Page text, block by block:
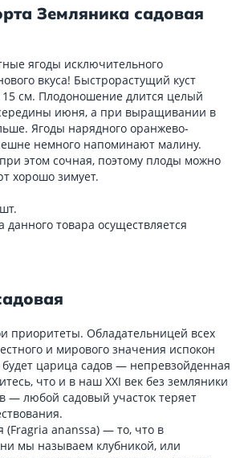
Земляника садовая
ягоды исключительного
вкуса! Быстрорастущий куст
см. Плодоношение длится целый
июня, а при выращивании в
Ягоды нарядного оранжево-
немного напоминают малину.
этом сочная, поэтому плоды можно
хорошо зимует.
данного товара осуществляется
приоритеты. Обладательницей всех
и мирового значения испокон
будет царица садов — непревзойденная
что и в наш XXI век без земляники
любой садовый участок теряет
(Fragria ananssa) — то, что в
мы называем клубникой, или